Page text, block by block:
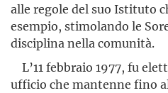
alle regole del suo Istituto
esempio, stimolando le
disciplina nella comunità.
L’11 febbraio 1977, fu
ufficio che mantenne fino